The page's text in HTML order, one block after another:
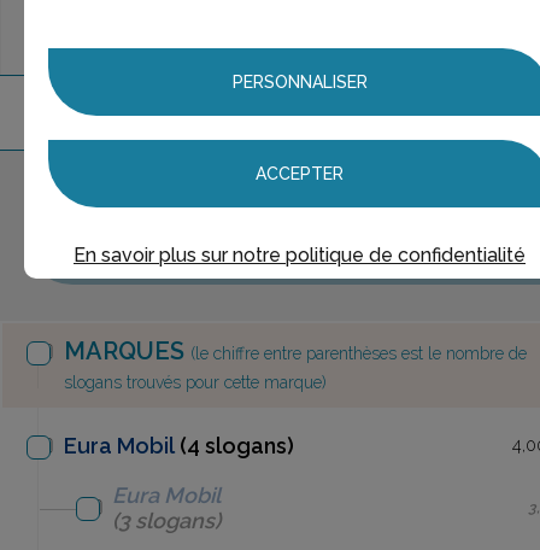
marquestrouvées
Aucune marque sélectionnée
AJOUTER AU PANIER
MARQUES (le chiffre entre parenthèses est le nombre de
slogans trouvés pour cette marque)
Eura Mobil (4 slogans)
Eura Mobil
(3 slogans)
PERSONNALISER
ACCEPTER
En savoir plus sur notre politique de confidentialité